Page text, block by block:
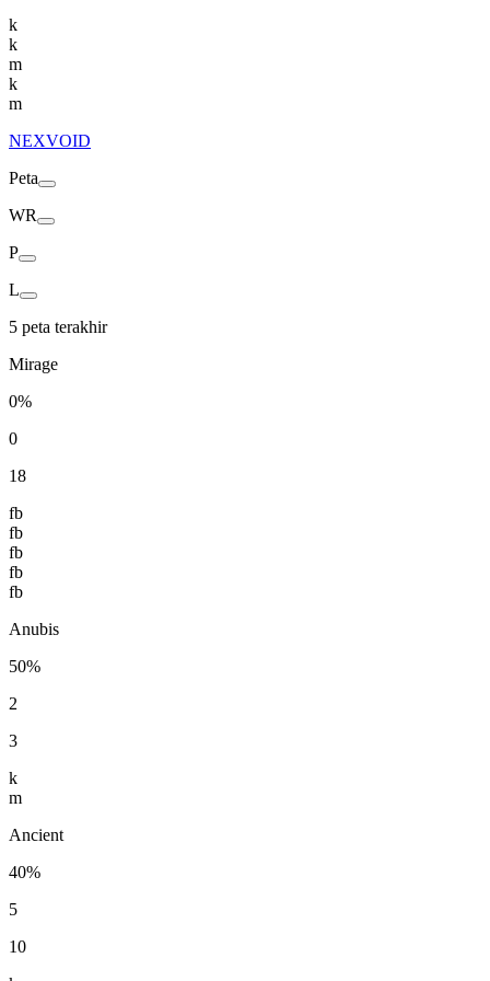
k
k
m
k
m
NEXVOID
Peta
WR
P
L
5 peta terakhir
Mirage
0%
0
18
fb
fb
fb
fb
fb
Anubis
50%
2
3
k
m
Ancient
40%
5
10